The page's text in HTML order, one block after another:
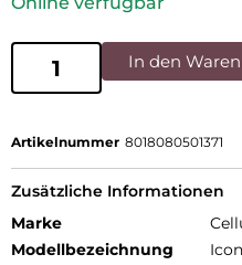
In den
Artikelnummer 8018080501371
Zusätzliche Informationen
Marke
Modellbezeichnung